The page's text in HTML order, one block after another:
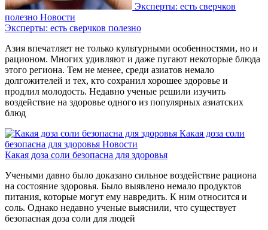
Эксперты: есть сверчков
полезно Новости
Эксперты: есть сверчков полезно
Азия впечатляет не только культурными особенностями, но и
рационом. Многих удивляют и даже пугают некоторые блюда
этого региона. Тем не менее, среди азиатов немало
долгожителей и тех, кто сохранил хорошее здоровье и
продлил молодость. Недавно ученые решили изучить
воздействие на здоровье одного из популярных азиатских
блюд
Какая доза соли
безопасна для здоровья Новости
Какая доза соли безопасна для здоровья
Учеными давно было доказано сильное воздействие рациона
на состояние здоровья. Было выявлено немало продуктов
питания, которые могут ему навредить. К ним относится и
соль. Однако недавно ученые выяснили, что существует
безопасная доза соли для людей